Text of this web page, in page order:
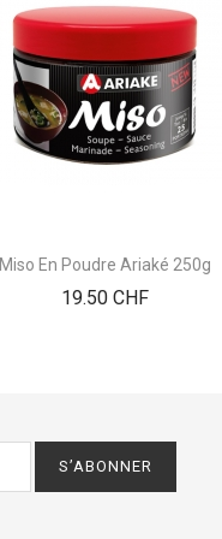
Miso En Poudre Ariaké 250g
19.50 CHFPrix